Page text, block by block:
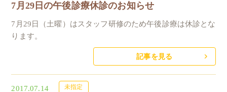
7月29日の午後診療休診のお知らせ
7月29日（土曜）はスタッフ研修のため午後診療は休診とな
ります。
記事を見る
2017.07.14 未指定